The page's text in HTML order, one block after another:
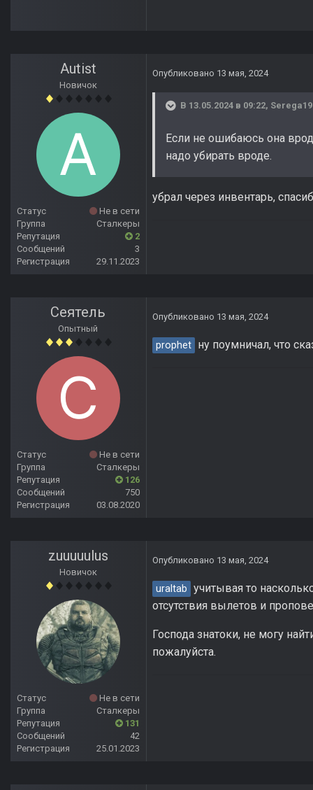
Autist
Новичок
Статус
Не в сети
Группа
Сталкеры
Репутация
2
Сообщений
3
Регистрация
29.11.2023
Опубликовано 13 мая, 2024
В 13.05.2024 в 09:22,
Если не ошибаюсь она
надо убирать вроде.
убрал через инвентарь,
Сеятель
Опытный
Статус
Не в сети
Группа
Сталкеры
Репутация
126
Сообщений
750
Регистрация
03.08.2020
Опубликовано 13 мая, 2024
prophet ну поумничал, что
zuuuuulus
Новичок
Статус
Не в сети
Группа
Сталкеры
Репутация
131
Сообщений
42
Регистрация
25.01.2023
Опубликовано 13 мая, 2024
uraltab учитывая то
отсутствия вылетов и
Господа знатоки, не могу
пожалуйста.